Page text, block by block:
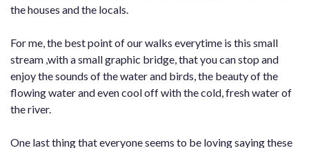
the houses and the locals.
For me, the best point of our walks everytime is this small
stream ,with a small graphic bridge, that you can stop and
enjoy the sounds of the water and birds, the beauty of the
flowing water and even cool off with the cold, fresh water of
the river.
One last thing that everyone seems to be loving saying these